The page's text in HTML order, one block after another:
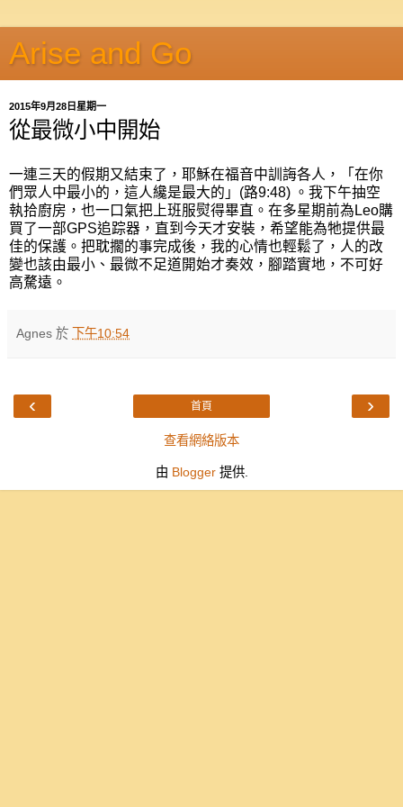
Arise and Go
2015年9月28日星期一
從最微小中開始
一連三天的假期又結束了，耶穌在福音中訓誨各人，「在你
們眾人中最小的，這人纔是最大的」(路9:48) 。我下午抽空
執拾廚房，也一口氣把上班服熨得畢直。在多星期前為Leo購
買了一部GPS追踪器，直到今天才安裝，希望能為牠提供最
佳的保護。把耽擱的事完成後，我的心情也輕鬆了，人的改
變也該由最小、最微不足道開始才奏效，腳踏實地，不可好
高騖遠。
Agnes 於 下午10:54
‹ ›
首頁
查看網絡版本
由 Blogger提供.